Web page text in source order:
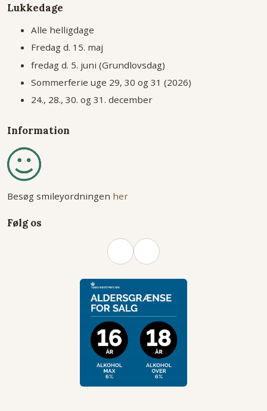
Lukkedage
Alle helligdage
Fredag d. 15. maj
fredag d. 5. juni (Grundlovsdag)
Sommerferie uge 29, 30 og 31 (2026)
24., 28., 30. og 31. december
Information
Besøg smileyordningen her
Følg os